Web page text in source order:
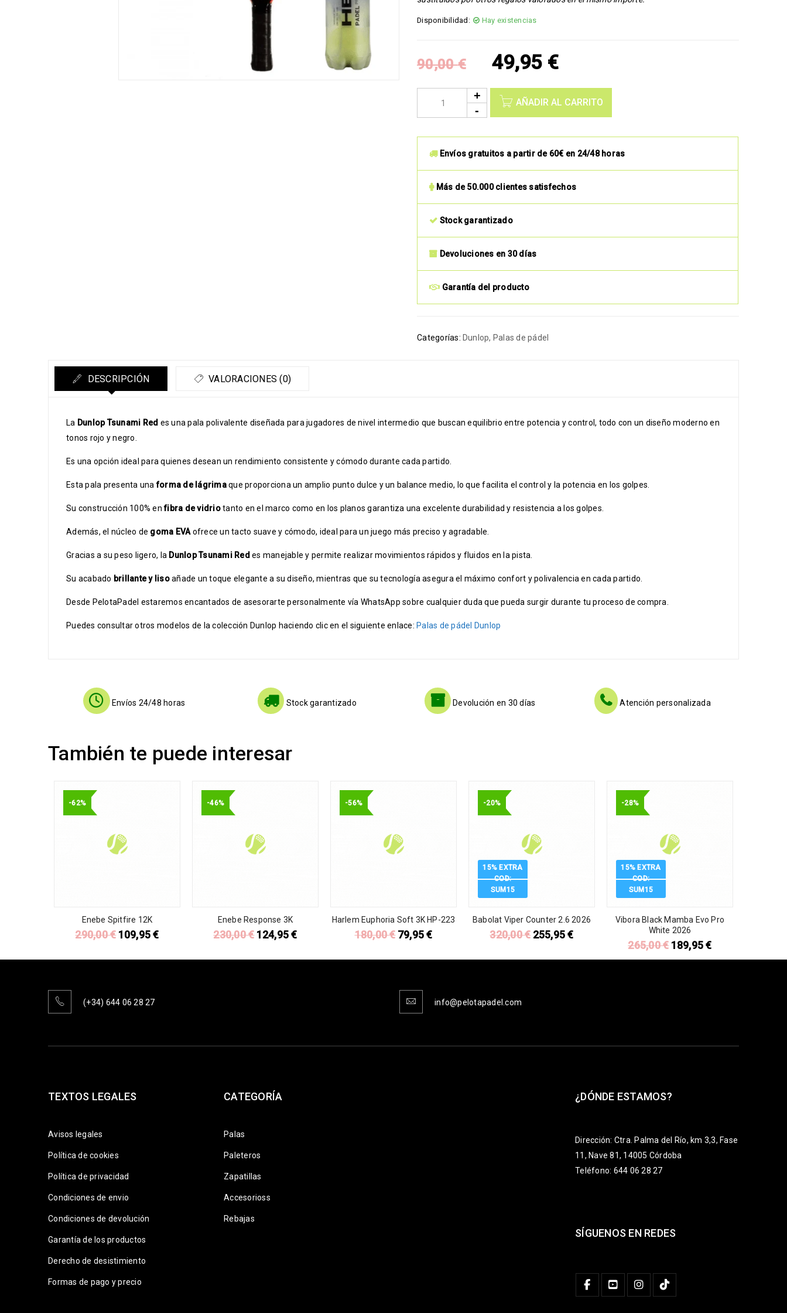
Disponibilidad: Hay existencias
90,00€ 49,95 €
AÑADIR AL CARRITO
Envíos gratuitos a partir de 60€ en 24/48 horas
Más de 50.000 clientes satisfechos
Stock garantizado
Devoluciones en 30 días
Garantía del producto
Categorías: Dunlop, Palas de pádel
DESCRIPCIÓN VALORACIONES (0)
La Dunlop Tsunami Red es una pala polivalente diseñada para jugadores de nivel intermedio que buscan equilibrio entre potencia y control, todo con un diseño moderno en
tonos rojo y negro.
Es una opción ideal para quienes desean un rendimiento consistente y cómodo durante cada partido.
Esta pala presenta unaforma de lágrimaque proporciona un amplio punto dulce y un balance medio, lo que facilita el control y la potencia en los golpes.
Su construcción 100% enfibra de vidriotanto en el marco como en los planos garantiza una excelente durabilidad y resistencia a los golpes.
Además, el núcleo de goma EVAofrece un tacto suave y cómodo, ideal para un juego más preciso y agradable.
Gracias a su peso ligero, la Dunlop Tsunami Red es manejable y permite realizar movimientos rápidos y fluidos en la pista.
Su acabado brillante y lisoañade un toque elegante a su diseño, mientras que su tecnología asegura el máximo confort y polivalencia en cada partido.
Desde PelotaPadel estaremos encantados de asesorarte personalmente vía WhatsApp sobre cualquier duda que pueda surgir durante tu proceso de compra.
Puedes consultar otros modelos de la colección Dunlop haciendo clic en el siguiente enlace: Palas de pádel Dunlop
Envíos 24/48 horas Stock garantizado Devolución en 30 días Atención personalizada
También te puede interesar
-62%
Enebe Spitfire 12K
290,00€ 109,95€
-46%
Enebe Response 3K
230,00€ 124,95€
-56%
Harlem Euphoria Soft 3K HP-223
180,00€ 79,95€
-20%
15% EXTRA
COD:
SUM15
Babolat Viper Counter 2.6 2026
320,00€ 255,95€
-28%
15% EXTRA
COD:
SUM15
Vibora Black Mamba Evo Pro
White 2026
265,00€ 189,95€
(+34) 644 06 28 27 info@pelotapadel.com
TEXTOS LEGALES
Avisos legales
Política de cookies
Política de privacidad
Condiciones de envio
Condiciones de devolución
Garantía de los productos
Derecho de desistimiento
Formas de pago y precio
CATEGORÍA
Palas
Paleteros
Zapatillas
Accesorioss
Rebajas
¿DÓNDE ESTAMOS?
Dirección: Ctra. Palma del Río, km 3,3, Fase
11, Nave 81, 14005 Córdoba
Teléfono: 644 06 28 27
SÍGUENOS EN REDES